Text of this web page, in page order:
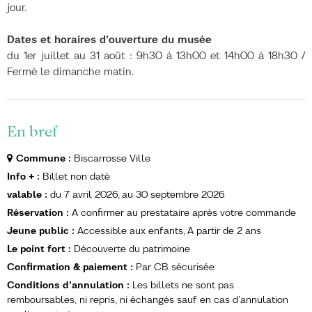
jour.
Dates et horaires d'ouverture du musée
du 1er juillet au 31 août : 9h30 à 13h00 et 14h00 à 18h30 /
Fermé le dimanche matin.
En bref
Commune : Biscarrosse Ville
Info + : Billet non daté
valable : du 7 avril 2026 au 30 septembre 2026
Réservation :
A confirmer au prestataire après votre commande
Jeune public : Accessible aux enfants A partir de 2 ans
Le point fort : Découverte du patrimoine
Confirmation & paiement : Par CB sécurisée
Conditions d'annulation : Les billets ne sont pas
remboursables, ni repris, ni échangés sauf en cas d'annulation